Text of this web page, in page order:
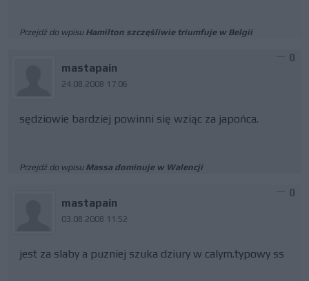
Przejdź do wpisu Hamilton szczęśliwie triumfuje w Belgii
mastapain
24.08.2008 17:06
0
sędziowie bardziej powinni się wziąc za japońca.
Przejdź do wpisu Massa dominuje w Walencji
mastapain
03.08.2008 11:52
0
jest za slaby a puzniej szuka dziury w calym.typowy ss